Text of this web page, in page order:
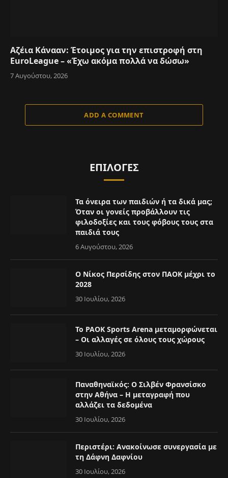
Αζέια Κάνααν: Έτοιμος για την επιστροφή στη
EuroLeague – «Έχω ακόμα πολλά να δώσω»
7 Αυγούστου, 2026
ADD A COMMENT
ΕΠΙΛΟΓΈΣ
Τα όνειρα των παιδιών ή τα δικά μας;
Όταν οι γονείς προβάλλουν τις
φιλοδοξίες και τους φόβους τους στα
παιδιά τους
6 Αυγούστου, 2026
Ο Νίκος Περσίδης στον ΠΑΟΚ μέχρι το
2028
30 Ιουλίου, 2026
Το PAOK Sports Arena μεταμορφώνεται
– Οι αλλαγές σε όλους τους χώρους
30 Ιουλίου, 2026
Παναθηναϊκός: Ο Σιλβέν Φρανσίσκο
στην Αθήνα – Η μεταγραφή που
αλλάζει τα δεδομένα
30 Ιουλίου, 2026
Περιστέρι: Ανακοίνωσε συνεργασία με
τη Δάφνη Δαφνίου
30 Ιουλίου, 2026